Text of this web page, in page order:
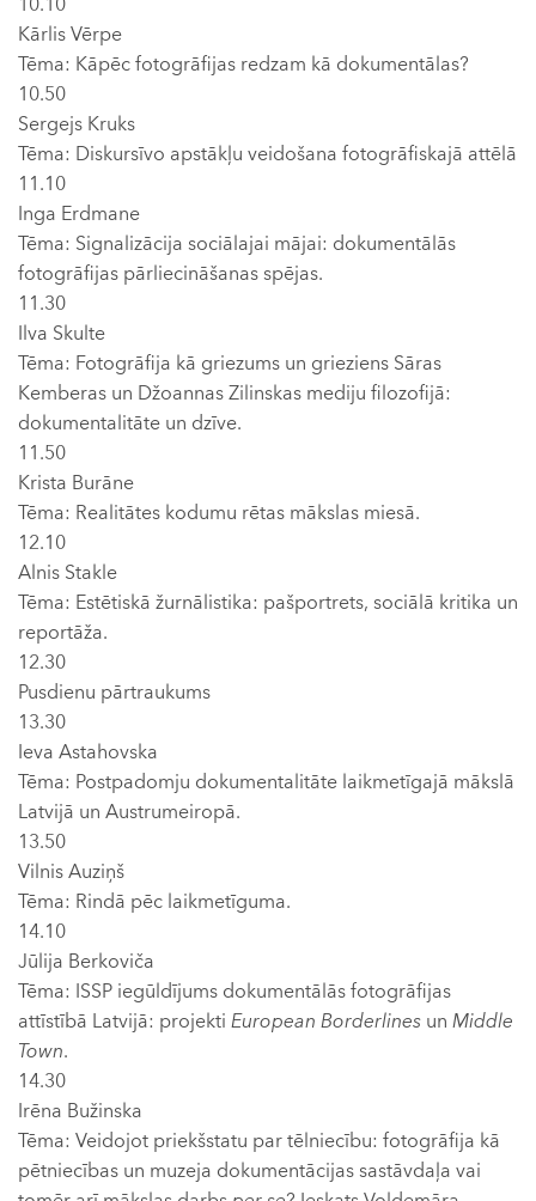
10.10
Kārlis Vērpe
Tēma: Kāpēc fotogrāfijas redzam kā dokumentālas?
10.50
Sergejs Kruks
Tēma: Diskursīvo apstākļu veidošana fotogrāfiskajā attēlā
11.10
Inga Erdmane
Tēma: Signalizācija sociālajai mājai: dokumentālās
fotogrāfijas pārliecināšanas spējas.
11.30
Ilva Skulte
Tēma: Fotogrāfija kā griezums un grieziens Sāras
Kemberas un Džoannas Zilinskas mediju filozofijā:
dokumentalitāte un dzīve.
11.50
Krista Burāne
Tēma: Realitātes kodumu rētas mākslas miesā.
12.10
Alnis Stakle
Tēma: Estētiskā žurnālistika: pašportrets, sociālā kritika un
reportāža.
12.30
Pusdienu pārtraukums
13.30
Ieva Astahovska
Tēma: Postpadomju dokumentalitāte laikmetīgajā mākslā
Latvijā un Austrumeiropā.
13.50
Vilnis Auziņš
Tēma: Rindā pēc laikmetīguma.
14.10
Jūlija Berkoviča
Tēma: ISSP iegūldījums dokumentālās fotogrāfijas
attīstībā Latvijā: projekti European Borderlines un Middle
Town.
14.30
Irēna Bužinska
Tēma: Veidojot priekšstatu par tēlniecību: fotogrāfija kā
pētniecības un muzeja dokumentācijas sastāvdaļa vai